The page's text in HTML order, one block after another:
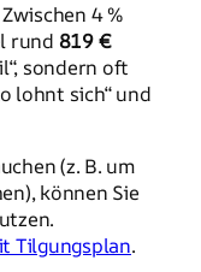
4 %
rund 819 €
sondern oft
lohnt sich“ und
(z. B. um
können Sie
Tilgungsplan.